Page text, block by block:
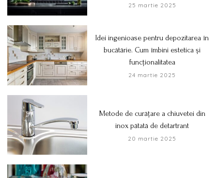
25 martie 2025
Idei ingenioase pentru depozitarea în
bucătărie. Cum îmbini estetica și
funcționalitatea
24 martie 2025
Metode de curățare a chiuvetei din
inox pătată de detartrant
20 martie 2025